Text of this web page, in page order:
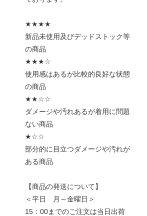
★★★★
新品未使用及びデッドストック等
の商品
★★★☆
使用感はあるが比較的良好な状態
の商品
★★☆☆
ダメージや汚れあるが着用に問題
ない商品
★☆☆
部分的に目立つダメージや汚れが
ある商品
【商品の発送について】
＜平日 月～金曜日＞
15：00までのご注文は当日出荷